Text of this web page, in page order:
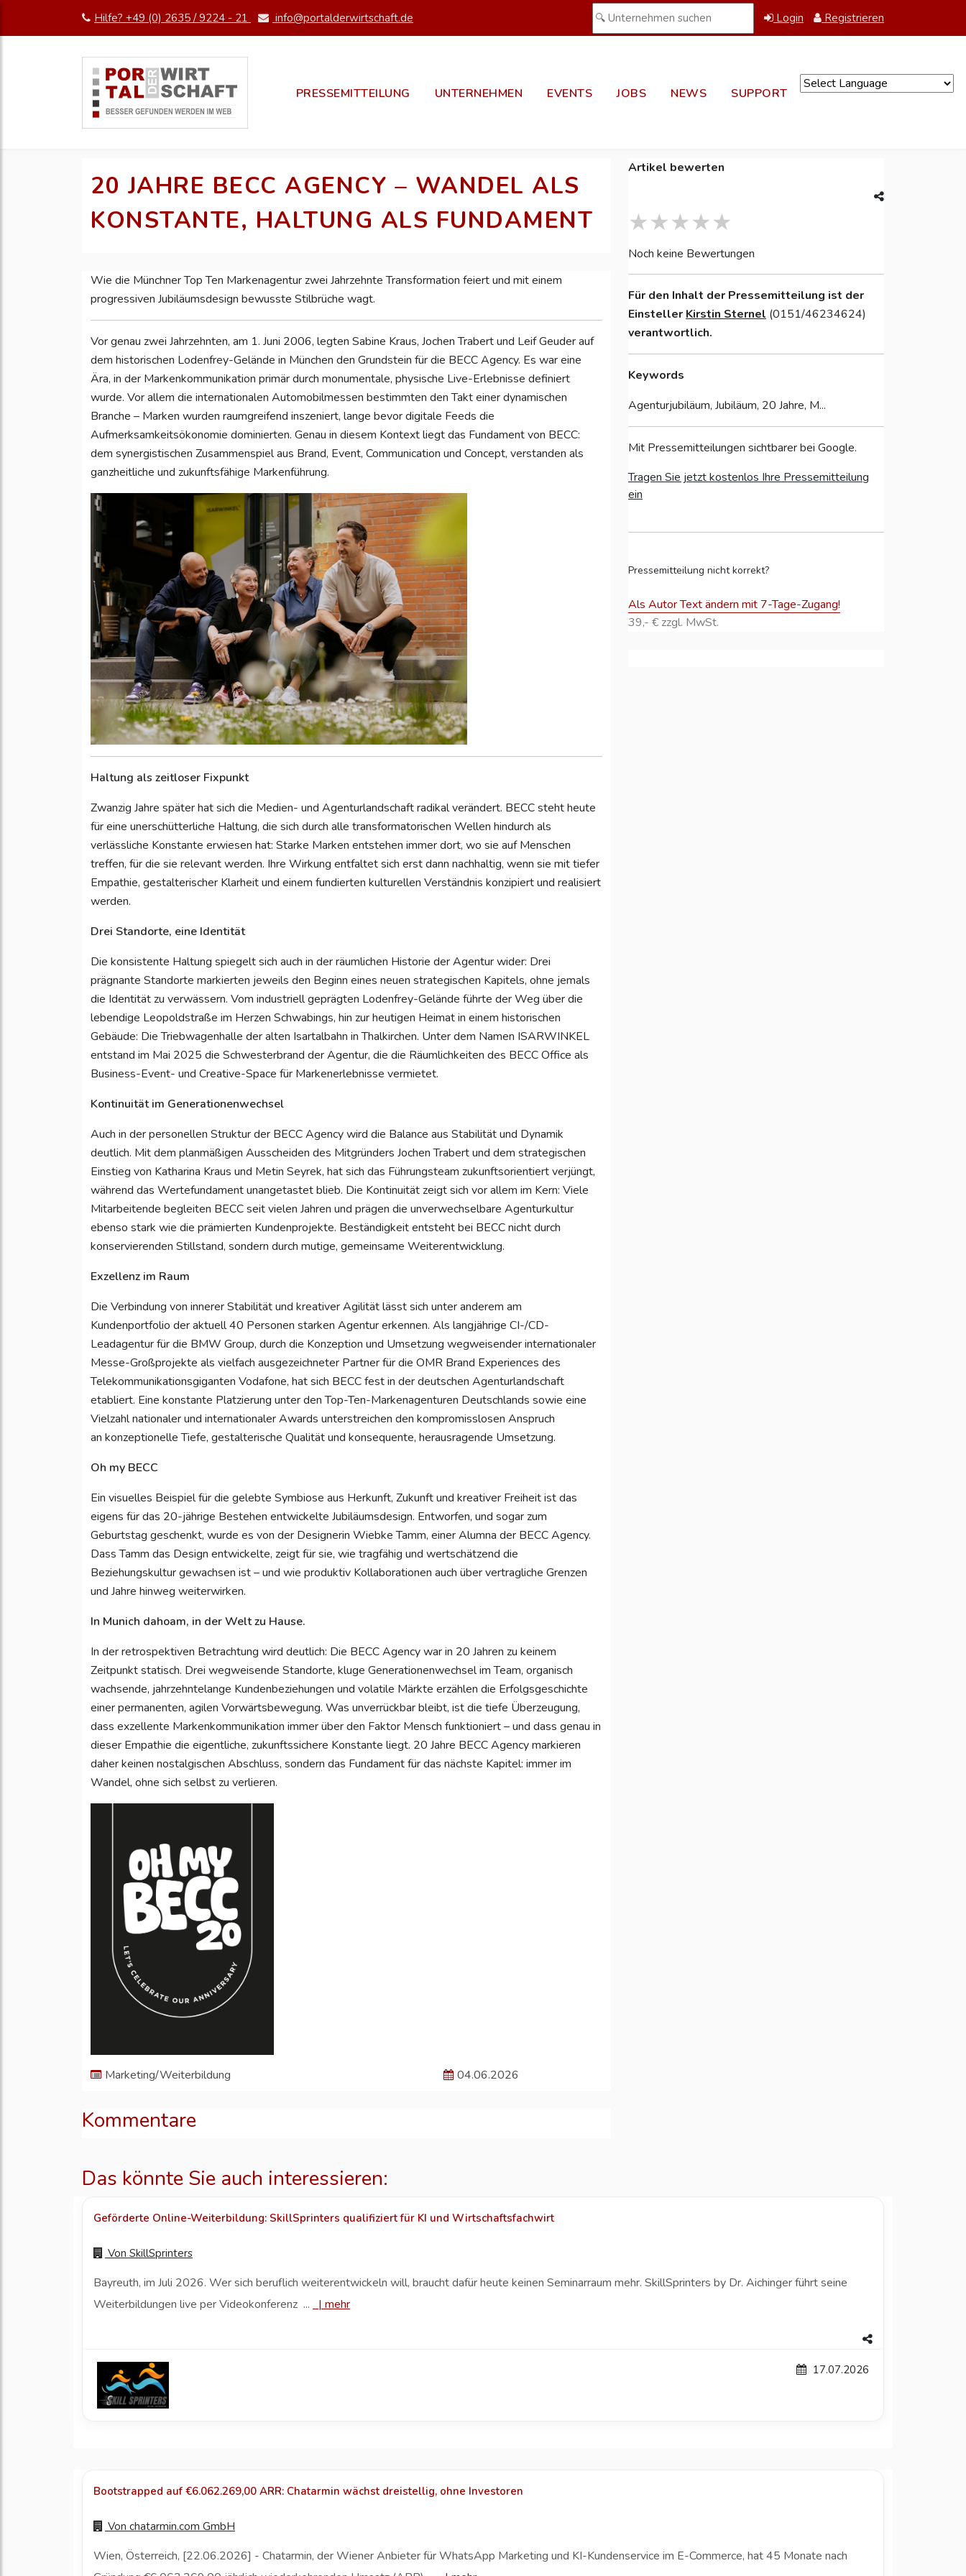
Hilfe? +49 (0) 2635 / 9224 - 21 info@portalderwirtschaft.de Login Registrieren
PRESSEMITTEILUNG UNTERNEHMEN EVENTS JOBS NEWS SUPPORT
20 JAHRE BECC AGENCY – WANDEL ALS
KONSTANTE, HALTUNG ALS FUNDAMENT
Wie die Münchner Top Ten Markenagentur zwei Jahrzehnte Transformation feiert und mit einem
progressiven Jubiläumsdesign bewusste Stilbrüche wagt.
Vor genau zwei Jahrzehnten, am 1. Juni 2006, legten Sabine Kraus, Jochen Trabert und Leif Geuder auf
dem historischen Lodenfrey-Gelände in München den Grundstein für die BECC Agency. Es war eine
Ära, in der Markenkommunikation primär durch monumentale, physische Live-Erlebnisse definiert
wurde. Vor allem die internationalen Automobilmessen bestimmten den Takt einer dynamischen
Branche – Marken wurden raumgreifend inszeniert, lange bevor digitale Feeds die
Aufmerksamkeitsökonomie dominierten. Genau in diesem Kontext liegt das Fundament von BECC:
dem synergistischen Zusammenspiel aus Brand, Event, Communication und Concept, verstanden als
ganzheitliche und zukunftsfähige Markenführung.
Haltung als zeitloser Fixpunkt
Zwanzig Jahre später hat sich die Medien- und Agenturlandschaft radikal verändert. BECC steht heute
für eine unerschütterliche Haltung, die sich durch alle transformatorischen Wellen hindurch als
verlässliche Konstante erwiesen hat: Starke Marken entstehen immer dort, wo sie auf Menschen
treffen, für die sie relevant werden. Ihre Wirkung entfaltet sich erst dann nachhaltig, wenn sie mit tiefer
Empathie, gestalterischer Klarheit und einem fundierten kulturellen Verständnis konzipiert und realisiert
werden.
Drei Standorte, eine Identität
Die konsistente Haltung spiegelt sich auch in der räumlichen Historie der Agentur wider: Drei
prägnante Standorte markierten jeweils den Beginn eines neuen strategischen Kapitels, ohne jemals
die Identität zu verwässern. Vom industriell geprägten Lodenfrey-Gelände führte der Weg über die
lebendige Leopoldstraße im Herzen Schwabings, hin zur heutigen Heimat in einem historischen
Gebäude: Die Triebwagenhalle der alten Isartalbahn in Thalkirchen. Unter dem Namen ISARWINKEL
entstand im Mai 2025 die Schwesterbrand der Agentur, die die Räumlichkeiten des BECC Office als
Business-Event- und Creative-Space für Markenerlebnisse vermietet.
Kontinuität im Generationenwechsel
Auch in der personellen Struktur der BECC Agency wird die Balance aus Stabilität und Dynamik
deutlich. Mit dem planmäßigen Ausscheiden des Mitgründers Jochen Trabert und dem strategischen
Einstieg von Katharina Kraus und Metin Seyrek, hat sich das Führungsteam zukunftsorientiert verjüngt,
während das Wertefundament unangetastet blieb. Die Kontinuität zeigt sich vor allem im Kern: Viele
Mitarbeitende begleiten BECC seit vielen Jahren und prägen die unverwechselbare Agenturkultur
ebenso stark wie die prämierten Kundenprojekte. Beständigkeit entsteht bei BECC nicht durch
konservierenden Stillstand, sondern durch mutige, gemeinsame Weiterentwicklung.
Exzellenz im Raum
Die Verbindung von innerer Stabilität und kreativer Agilität lässt sich unter anderem am
Kundenportfolio der aktuell 40 Personen starken Agentur erkennen. Als langjährige CI-/CD-
Leadagentur für die BMW Group, durch die Konzeption und Umsetzung wegweisender internationaler
Messe-Großprojekte als vielfach ausgezeichneter Partner für die OMR Brand Experiences des
Telekommunikationsgiganten Vodafone, hat sich BECC fest in der deutschen Agenturlandschaft
etabliert. Eine konstante Platzierung unter den Top-Ten-Markenagenturen Deutschlands sowie eine
Vielzahl nationaler und internationaler Awards unterstreichen den kompromisslosen Anspruch
an konzeptionelle Tiefe, gestalterische Qualität und konsequente, herausragende Umsetzung.
Oh my BECC
Ein visuelles Beispiel für die gelebte Symbiose aus Herkunft, Zukunft und kreativer Freiheit ist das
eigens für das 20-jährige Bestehen entwickelte Jubiläumsdesign. Entworfen, und sogar zum
Geburtstag geschenkt, wurde es von der Designerin Wiebke Tamm, einer Alumna der BECC Agency.
Dass Tamm das Design entwickelte, zeigt für sie, wie tragfähig und wertschätzend die
Beziehungskultur gewachsen ist – und wie produktiv Kollaborationen auch über vertragliche Grenzen
und Jahre hinweg weiterwirken.
In Munich dahoam, in der Welt zu Hause.
In der retrospektiven Betrachtung wird deutlich: Die BECC Agency war in 20 Jahren zu keinem
Zeitpunkt statisch. Drei wegweisende Standorte, kluge Generationenwechsel im Team, organisch
wachsende, jahrzehntelange Kundenbeziehungen und volatile Märkte erzählen die Erfolgsgeschichte
einer permanenten, agilen Vorwärtsbewegung. Was unverrückbar bleibt, ist die tiefe Überzeugung,
dass exzellente Markenkommunikation immer über den Faktor Mensch funktioniert – und dass genau in
dieser Empathie die eigentliche, zukunftssichere Konstante liegt. 20 Jahre BECC Agency markieren
daher keinen nostalgischen Abschluss, sondern das Fundament für das nächste Kapitel: immer im
Wandel, ohne sich selbst zu verlieren.
Marketing/Weiterbildung 04.06.2026
Kommentare
Artikel bewerten
Noch keine Bewertungen
Für den Inhalt der Pressemitteilung ist der
Einsteller Kirstin Sternel (0151/46234624)
verantwortlich.
Keywords
Agenturjubiläum, Jubiläum, 20 Jahre, M...
Mit Pressemitteilungen sichtbarer bei Google.
Tragen Sie jetzt kostenlos Ihre Pressemitteilung
ein
Pressemitteilung nicht korrekt?
Als Autor Text ändern mit 7-Tage-Zugang!
39,- € zzgl. MwSt.
Das könnte Sie auch interessieren:
Geförderte Online-Weiterbildung: SkillSprinters qualifiziert für KI und Wirtschaftsfachwirt
Von SkillSprinters
Bayreuth, im Juli 2026. Wer sich beruflich weiterentwickeln will, braucht dafür heute keinen Seminarraum mehr. SkillSprinters by Dr. Aichinger führt seine
Weiterbildungen live per Videokonferenz ... |mehr
17.07.2026
Bootstrapped auf €6.062.269,00 ARR: Chatarmin wächst dreistellig, ohne Investoren
Von chatarmin.com GmbH
Wien, Österreich, [22.06.2026] - Chatarmin, der Wiener Anbieter für WhatsApp Marketing und KI-Kundenservice im E-Commerce, hat 45 Monate nach